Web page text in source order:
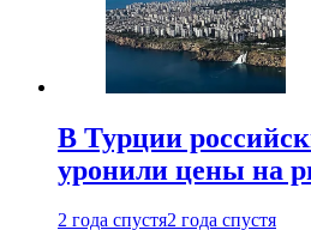
В Турции
уронили цены на
2 года спустя2 года спустя